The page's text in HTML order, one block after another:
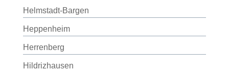
Helmstadt-Bargen
Heppenheim
Herrenberg
Hildrizhausen